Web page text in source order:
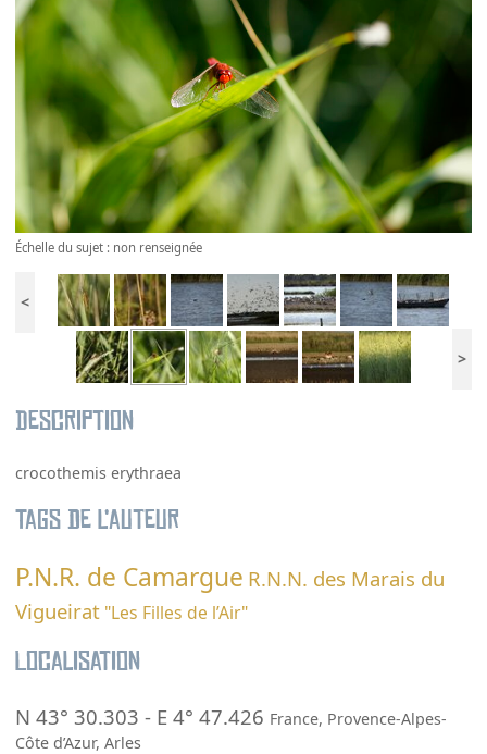
Échelle du sujet : non renseignée
<
>
Description
crocothemis erythraea
Tags de l’auteur
P.N.R. de Camargue R.N.N. des Marais du
Vigueirat "Les Filles de l’Air"
Localisation
N 43° 30.303 - E 4° 47.426 France, Provence-Alpes-
Côte d’Azur,Arles